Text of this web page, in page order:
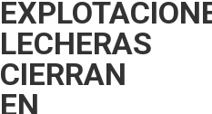
LECHERAS
CIERRAN
EN